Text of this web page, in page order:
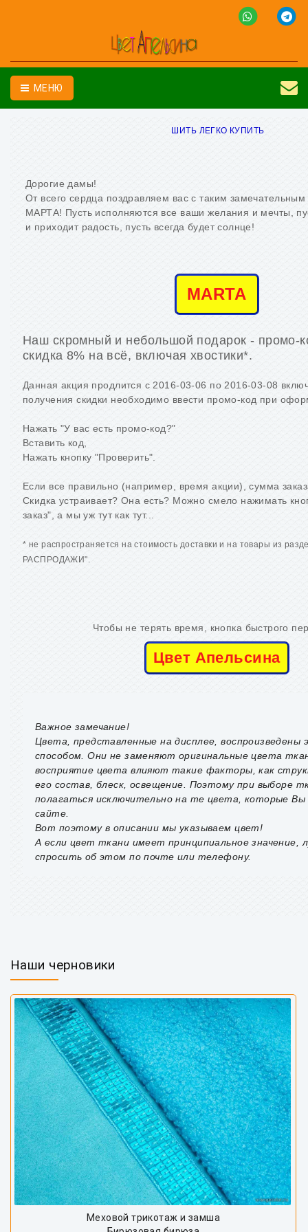
МЕНЮ
ШИТЬ ЛЕГКО КУПИТЬ
Дорогие дамы!
От всего сердца поздравляем вас с таким
МАРТА! Пусть исполняются все ваши желания и мечты,
и приходит радость, пусть всегда будет солнце!
MARTA
Наш скромный и небольшой подарок - промо-
скидка 8% на всё, включая хвостики*.
Данная акция продлится с 2016-03-06 по 2016-03-08
получения скидки необходимо ввести промо-код при
Нажать "У вас есть промо-код?"
Вставить код,
Нажать кнопку "Проверить".
Если все правильно (например, время акции), сумма
Скидка устраивает? Она есть? Можно смело нажимать
заказ", а мы уж тут как тут...
* не распространяется на стоимость доставки и на товары из
РАСПРОДАЖИ".
Чтобы не терять время, кнопка быстрого
Цвет Апельсина
Важное замечание!
Цвета, представленные на дисплее, воспроизведены
способом. Они не заменяют оригинальные цвета
восприятие цвета влияют такие факторы, как
его состав, блеск, освещение. Поэтому при выборе
полагаться исключительно на те цвета, которые
сайте.
Вот поэтому в описании мы указываем цвет!
А если цвет ткани имеет принципиальное значение,
спросить об этом по почте или телефону.
Наши черновики
Меховой трикотаж и замша